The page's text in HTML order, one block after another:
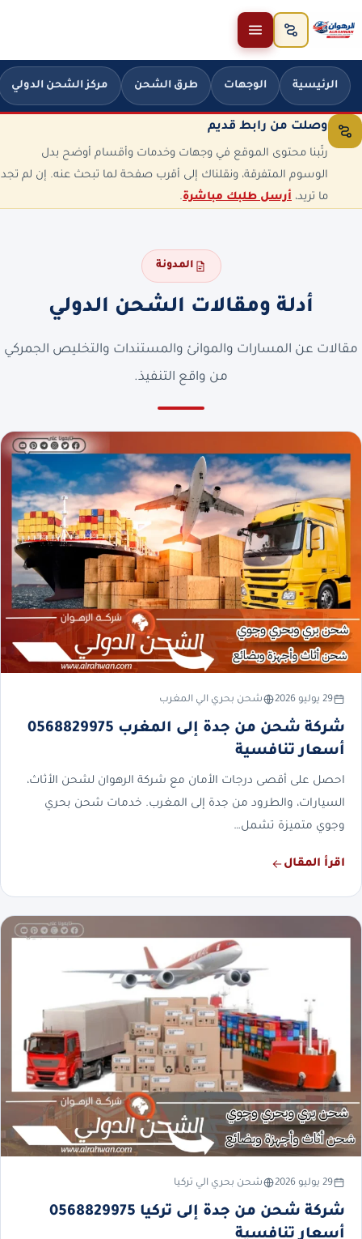
تخطَّ إلى المحتوى
الرئيسية الوجهات طرق الشحن مركز الشحن الدولي
وصلت من رابط قديم
رتّبنا محتوى الموقع في وجهات وخدمات وأقسام أوضح بدل
الوسوم المتفرقة، ونقلناك إلى أقرب صفحة لما تبحث عنه. إن لم تجد
ما تريد، أرسل طلبك مباشرة.
المدونة
أدلة ومقالات الشحن الدولي
مقالات عن المسارات والموانئ والمستندات والتخليص الجمركي
من واقع التنفيذ.
29 يوليو 2026 شحن بحري الي المغرب
شركة شحن من جدة إلى المغرب 0568829975
أسعار تنافسية
احصل على أقصى درجات الأمان مع شركة الرهوان لشحن الأثاث،
السيارات، والطرود من جدة إلى المغرب. خدمات شحن بحري
وجوي متميزة تشمل…
اقرأ المقال
29 يوليو 2026 شحن بحري الي تركيا
شركة شحن من جدة إلى تركيا 0568829975
أسعار تنافسية